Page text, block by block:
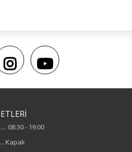
08:30 - 19:00
Kapalı